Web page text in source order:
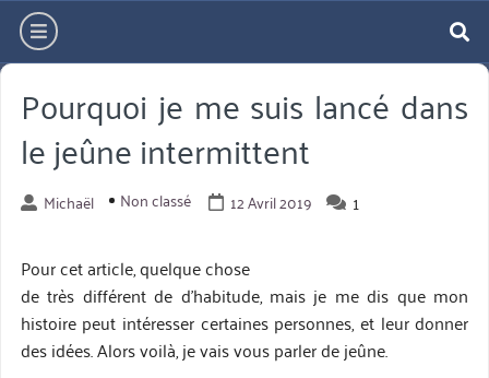
Aller
directement
au
contenu
hamburger
Pourquoi je me suis lancé dans
le jeûne intermittent
Michaël Non classé 12 Avril 2019 1
Pour cet article, quelque chose
de très différent de d’habitude, mais je me dis que mon
histoire peut intéresser certaines personnes, et leur donner
des idées. Alors voilà, je vais vous parler de jeûne.